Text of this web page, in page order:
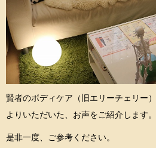
賢者のボディケア（旧エリーチェリー
よりいただいた、お声をご紹介します。
是非一度、ご参考ください。